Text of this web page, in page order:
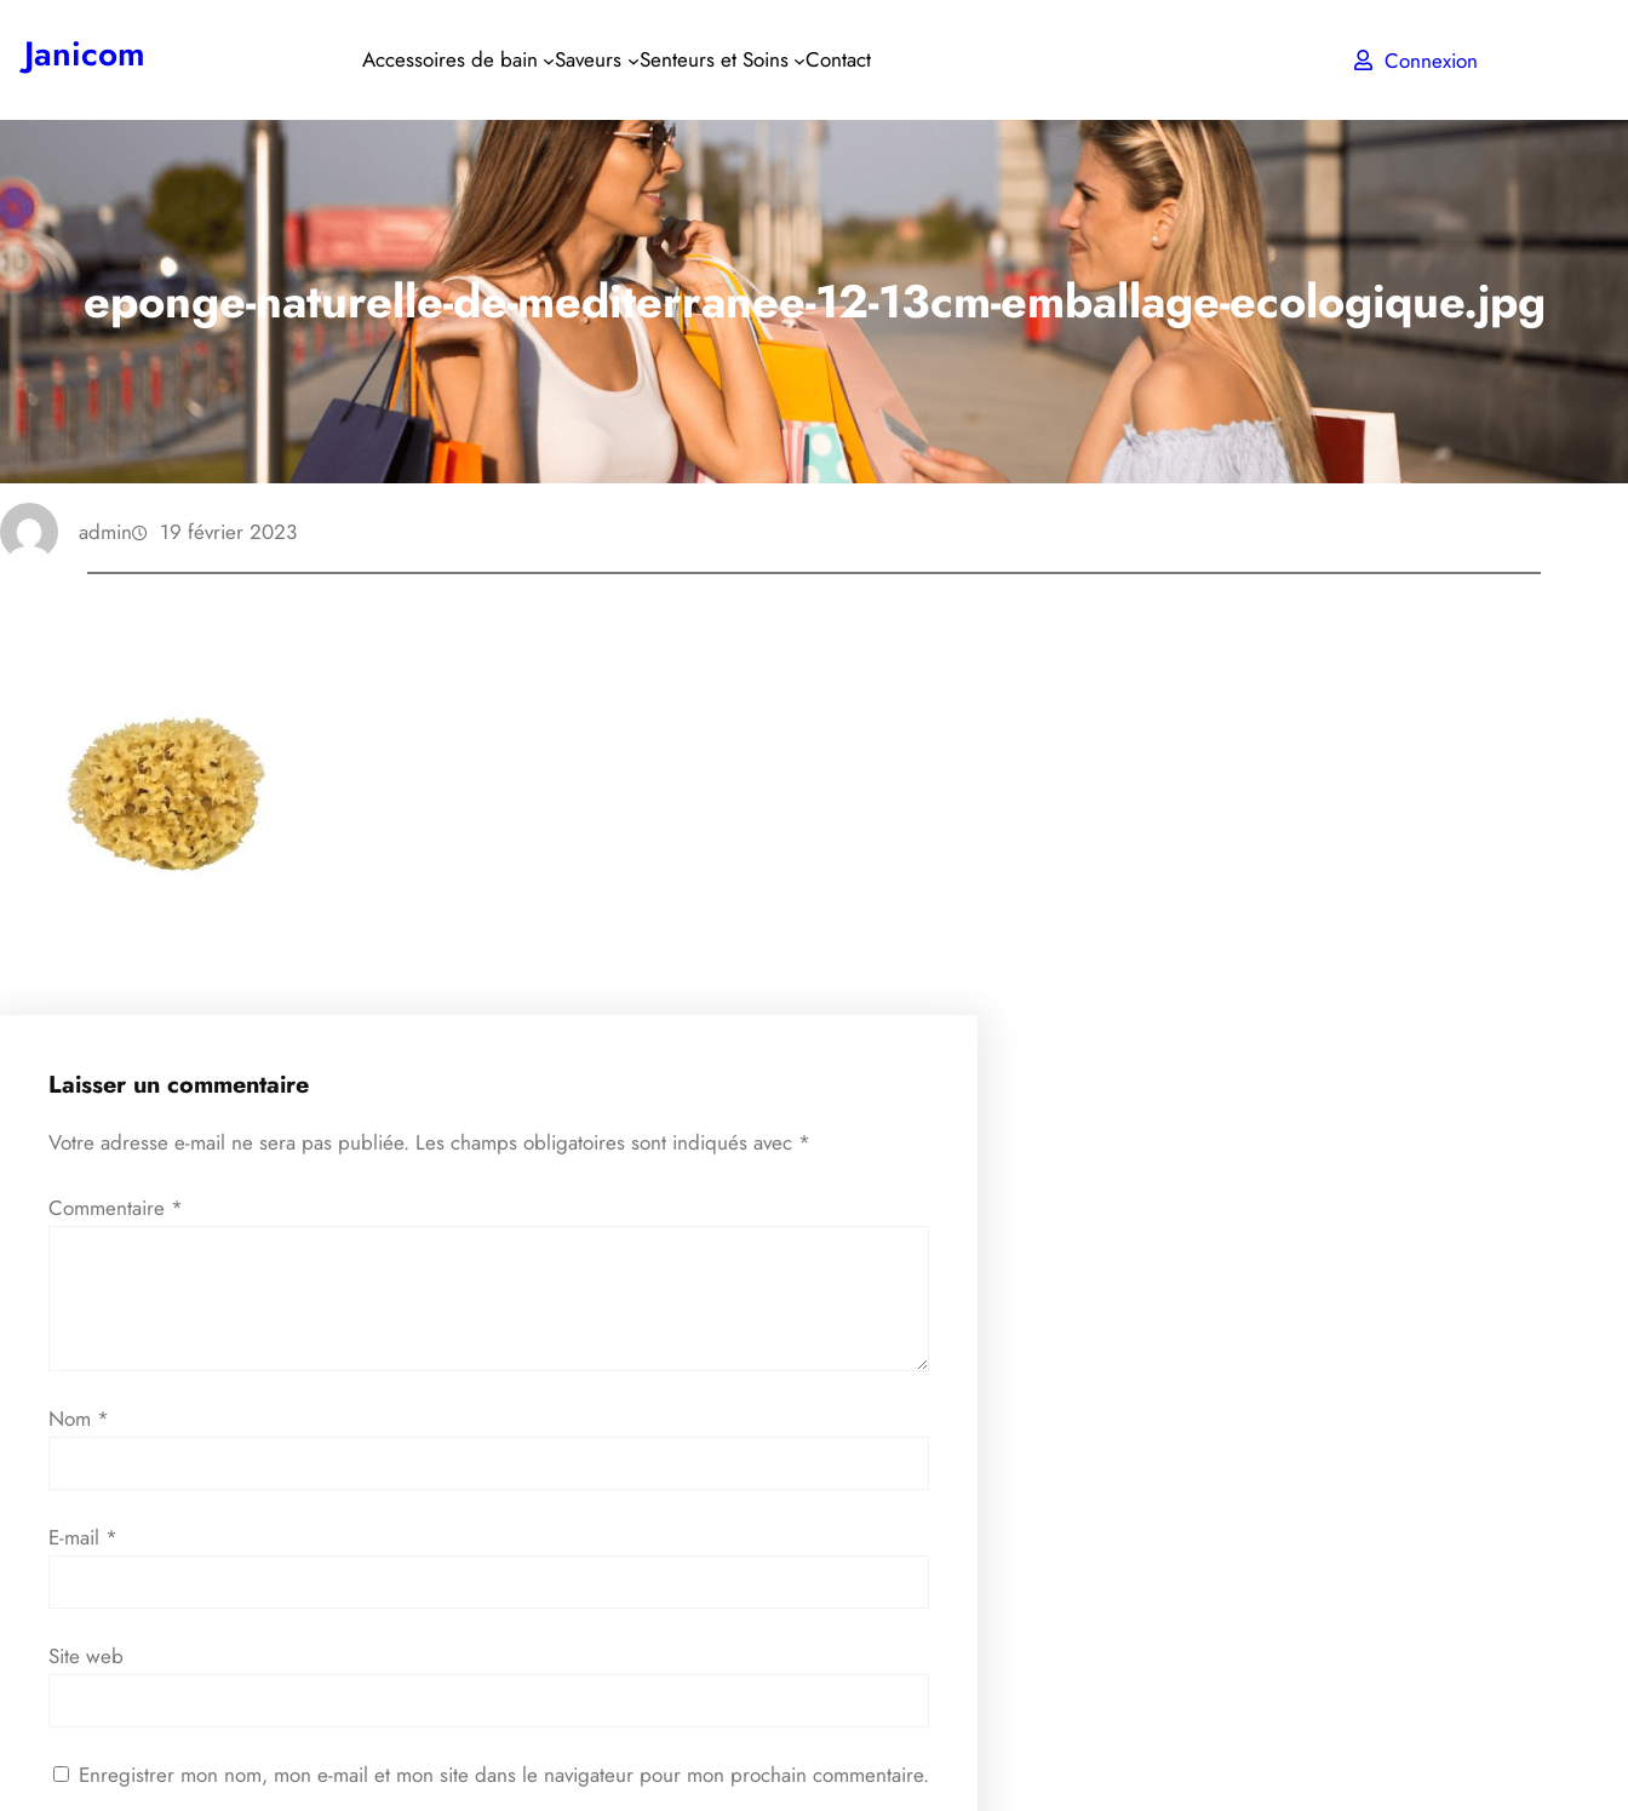
Janicom Accessoires de bain Saveurs Senteurs et Soins Contact Connexion
eponge-naturelle-de-mediterranee-12-13cm-emballage-ecologique.jpg
admin 19 février 2023
Laisser un commentaire
Votre adresse e-mail ne sera pas publiée. Les champs obligatoires sont indiqués avec *
Commentaire *
Nom *
E-mail *
Site web
Enregistrer mon nom, mon e-mail et mon site dans le navigateur pour mon prochain commentaire.